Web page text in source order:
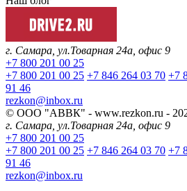
г. Самара, ул.Товарная 24а, офис 9
+7 800 201 00 25
+7 800 201 00 25 +7 846 264 03 70 +7
91 46
rezkon@inbox.ru
© ООО "АВВК" - www.rezkon.ru -
г. Самара, ул.Товарная 24а, офис 9
+7 800 201 00 25
+7 800 201 00 25 +7 846 264 03 70 +7
91 46
rezkon@inbox.ru